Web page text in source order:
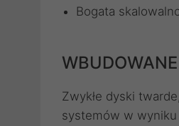
Bogata
Zwykłe dyski
systemów w